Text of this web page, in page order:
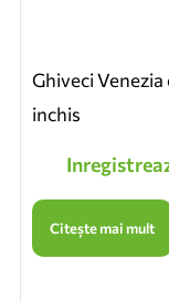
Ghiveci
inchis
Citește mai mult